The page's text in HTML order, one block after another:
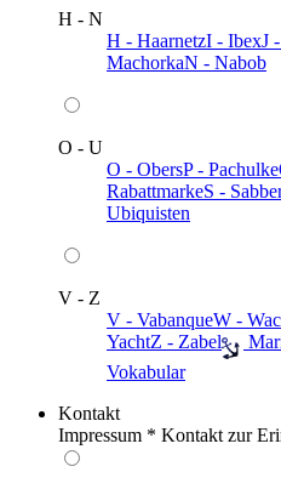
H - N
H - HaarnetzI - IbexJ
MachorkaN - Nabob
O - U
O - ObersP - Pachulke
RabattmarkeS -
Ubiquisten
V - Z
V - VabanqueW -
YachtZ - Zabel
Vokabular
Kontakt
Impressum * Kontakt zur